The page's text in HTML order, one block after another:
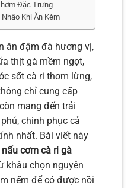
Đặc Trưng
Khi Ăn Kèm
ăn đậm đà hương vị,
thịt gà mềm ngọt,
sốt cà ri thơm lừng,
chỉ cung cấp
mang đến trải
chinh phục cả
nhất. Bài viết này
cơm cà ri gà
khâu chọn nguyên
nếm để có được nồi